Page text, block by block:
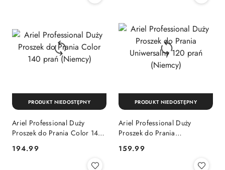
Ariel Professional Duży
Proszek do Prania Color 140
Cena:
194.99
PRODUKT NIEDOSTĘPNY
Ariel Professional Duży
Proszek do Prania
(Niemcy)
Cena:
159.99
PRODUKT NIEDOSTĘPNY